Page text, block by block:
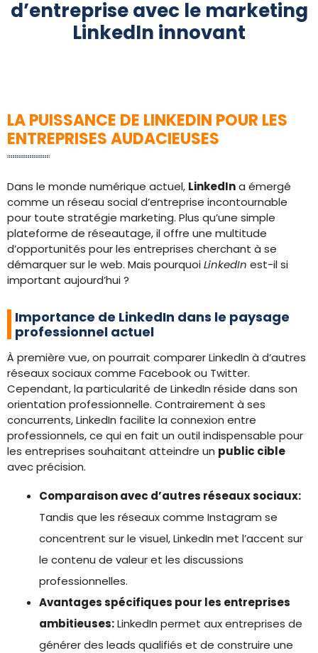
d’entreprise avec le marketing
LinkedIn innovant
LA PUISSANCE DE LINKEDIN POUR LES
ENTREPRISES AUDACIEUSES
Dans le monde numérique actuel, LinkedIna émergé
comme un réseau social d’entreprise incontournable
pour toute stratégie marketing. Plus qu’une simple
plateforme de réseautage, il offre une multitude
d’opportunités pour les entreprises cherchant à se
démarquer sur le web. Mais pourquoiLinkedIn est-il si
important aujourd’hui ?
Importance de LinkedIn dans le paysage
professionnel actuel
À première vue, on pourrait comparer LinkedIn à d’autres
réseaux sociaux comme Facebook ou Twitter.
Cependant, la particularité de LinkedIn réside dans son
orientation professionnelle. Contrairement à ses
concurrents, LinkedIn facilite la connexion entre
professionnels, ce qui en fait un outil indispensable pour
les entreprises souhaitant atteindre un public cible
avec précision.
Comparaison avec d’autres réseaux sociaux:
Tandis que les réseaux comme Instagram se
concentrent sur le visuel, LinkedIn met l’accent sur
le contenu de valeur et les discussions
professionnelles.
Avantages spécifiques pour les entreprises
ambitieuses:LinkedIn permet aux entreprises de
générer des leads qualifiés et de construire une